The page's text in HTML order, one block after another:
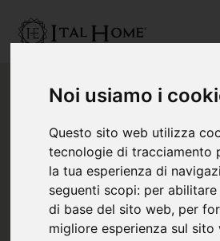
Noi usiamo i
Questo sito web utilizza
tecnologie di tracciamento
la tua esperienza di
seguenti scopi: per
di base del sito web, per
migliore esperienza sul sito